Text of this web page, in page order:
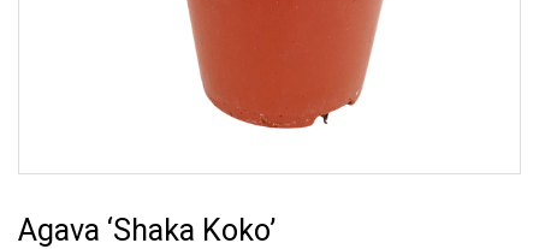
Agava ‘Shaka Koko’